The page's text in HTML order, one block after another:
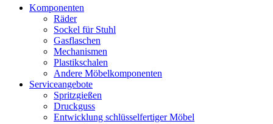
Komponenten
Räder
Sockel für Stuhl
Gasflaschen
Mechanismen
Plastikschalen
Andere Möbelkomponenten
Serviceangebote
Spritzgießen
Druckguss
Entwicklung schlüsselfertiger Möbel